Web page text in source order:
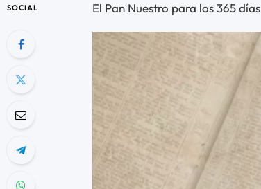
SOCIAL El Pan Nuestro para los 365 días